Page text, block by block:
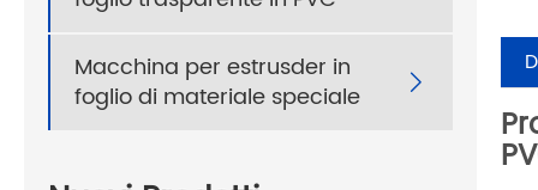
Macchina per estrusder in
foglio di materiale speciale
